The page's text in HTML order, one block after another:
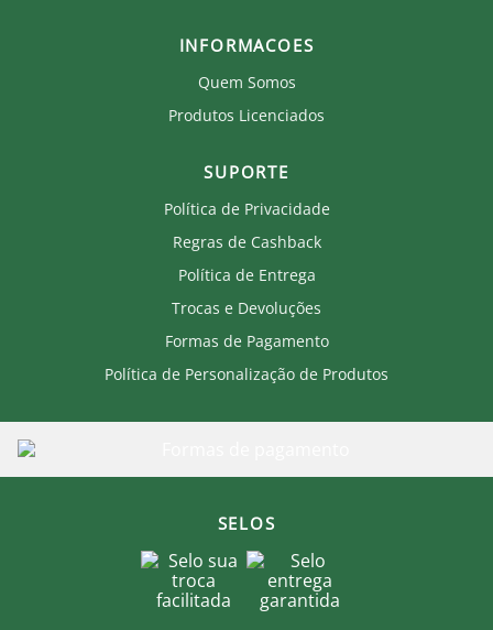
INFORMACOES
Quem Somos
Produtos Licenciados
SUPORTE
Política de Privacidade
Regras de Cashback
Política de Entrega
Trocas e Devoluções
Formas de Pagamento
Política de Personalização de Produtos
SELOS